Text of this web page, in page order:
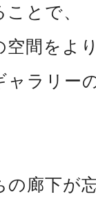
とで、
間をよ
ャラリー
の廊下が